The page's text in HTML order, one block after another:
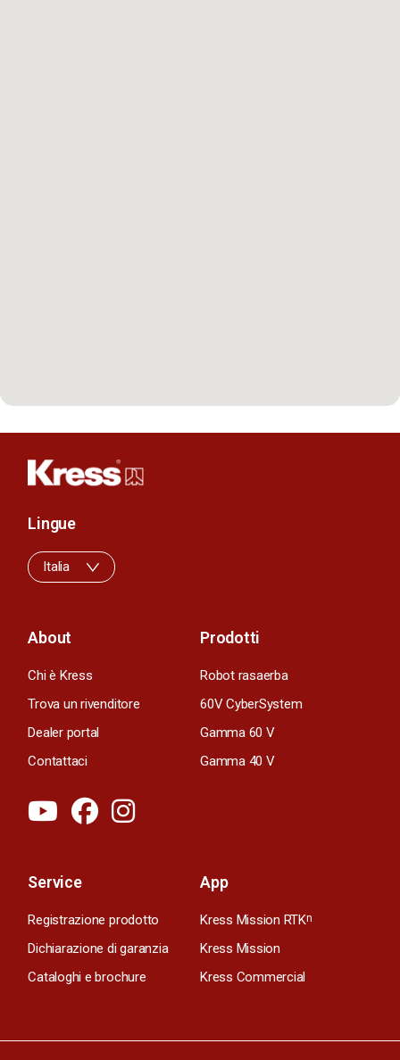
About
Chi è Kress
Trova un rivenditore
Dealer portal
Contattaci
Prodotti
Robot rasaerba
60V CyberSystem
Gamma 60 V
Gamma 40 V
Service
Registrazione prodotto
Dichiarazione di garanzia
Cataloghi e brochure
App
Kress Mission RTKn
Kress Mission
Kress Commercial
Lingue
Italia